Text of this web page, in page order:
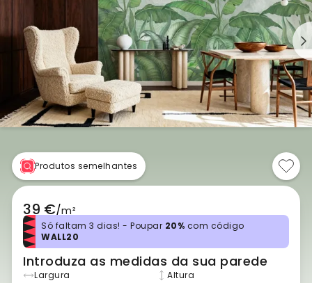
Produtos semelhantes
39 €/m²
Só faltam 3 dias! - Poupar 20% com código
WALL20
Introduza as medidas da sua parede
Largura Altura